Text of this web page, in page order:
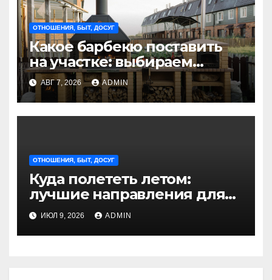
ОТНОШЕНИЯ, БЫТ, ДОСУГ
Какое барбекю поставить
на участке: выбираем
идеальное решение для
отдыха на природе
АВГ 7, 2026 ADMIN
ОТНОШЕНИЯ, БЫТ, ДОСУГ
Куда полететь летом:
лучшие направления для
отдыха из Санкт-
Петербурга
ИЮЛ 9, 2026 ADMIN